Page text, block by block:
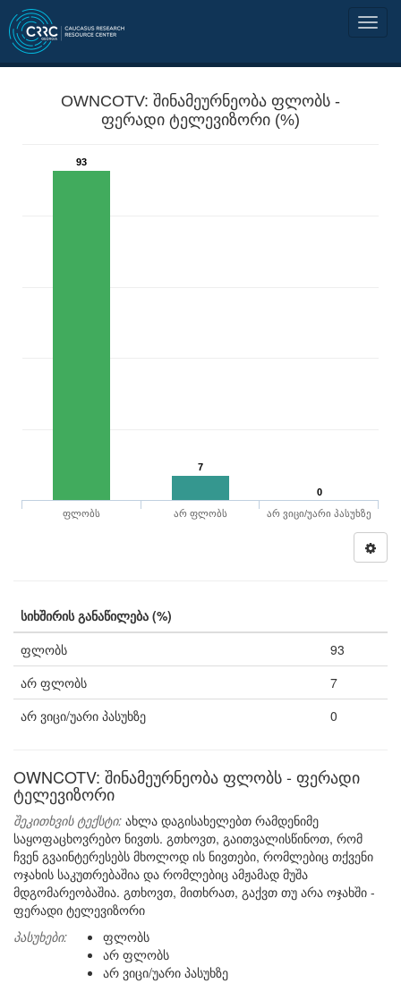
OWNCOTV: შინამეურნეობა ფლობს -
ფერადი ტელევიზორი (%)
93
7
0
ფლობს არ ფლობს არ ვიცი/უარი პასუხზე
სიხშირის განაწილება (%)
ფლობს
93
არ ფლობს
7
არ ვიცი/უარი პასუხზე
0
OWNCOTV: შინამეურნეობა ფლობს - ფერადი
ტელევიზორი
შეკითხვის ტექსტი: ახლა დაგისახელებთ რამდენიმე
საყოფაცხოვრებო ნივთს. გთხოვთ, გაითვალისწინოთ, რომ
ჩვენ გვაინტერესებს მხოლოდ ის ნივთები, რომლებიც თქვენი
ოჯახის საკუთრებაშია და რომლებიც ამჟამად მუშა
მდგომარეობაშია. გთხოვთ, მითხრათ, გაქვთ თუ არა ოჯახში -
ფერადი ტელევიზორი
პასუხები:
ფლობს
არ ფლობს
არ ვიცი/უარი პასუხზე